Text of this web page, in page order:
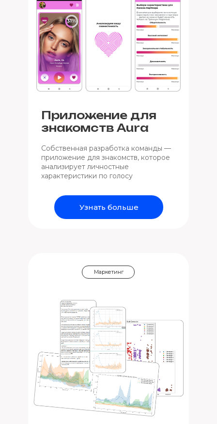
Собственная разработка команды —
приложение для знакомств, которое
анализирует личностные
характеристики по голосу
Приложение для
знакомств Aura
Узнать больше
Маркетинг